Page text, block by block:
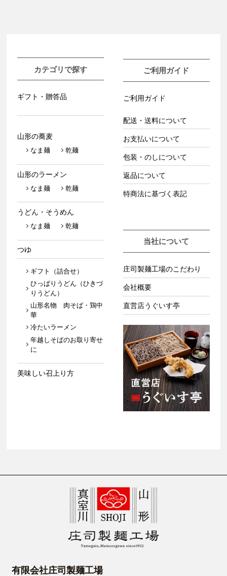
カテゴリで探す
ギフト・贈答品
山形の蕎麦
なま麺
乾麺
山形のラーメン
なま麺
乾麺
うどん・そうめん
なま麺
乾麺
つゆ
ギフト（詰合せ）
ひっぱりうどん（ひきづ
りうどん）
山形名物 肉そば・鶏中
華
冷たいラーメン
年越しそばのお取り寄せ
に
美味しい召上り方
ご利用ガイド
ご利用ガイド
配送・送料について
お支払いについて
包装・のしについて
返品について
特商法に基づく表記
当社について
庄司製麺工場のこだわり
会社概要
直営店うぐいす亭
有限会社庄司製麺工場